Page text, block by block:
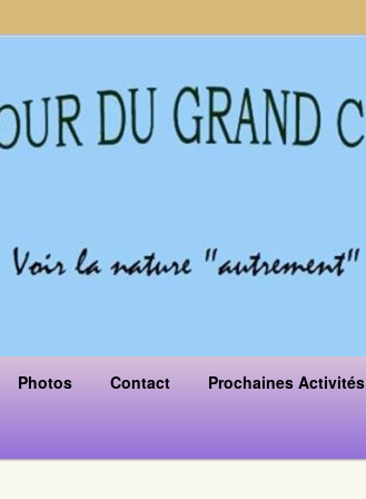
Photos Contact Prochaines Activités